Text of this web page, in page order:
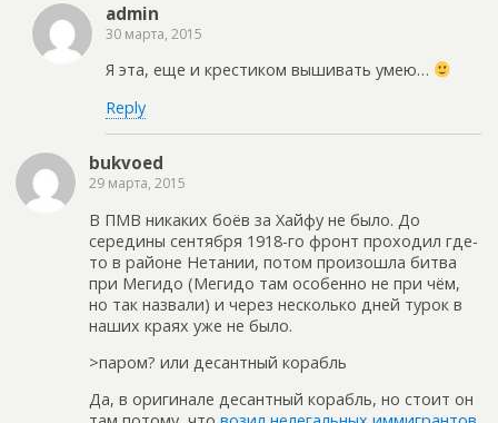
admin
30 марта, 2015
Я эта, еще и крестиком вышивать умею…
Reply
bukvoed
29 марта, 2015
В ПМВ никаких боёв за Хайфу не было. До
середины сентября 1918-го фронт проходил где-
то в районе Нетании, потом произошла битва
при Мегидо (Мегидо там особенно не при чём,
но так назвали) и через несколько дней турок в
наших краях уже не было.
>паром? или десантный корабль
Да, в оригинале десантный корабль, но стоит он